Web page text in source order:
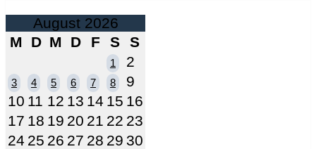
August 2026
M
D M D F S S
1 2
3 4 5 6 7 8
9
10 11 12 13 14 15 16
17 18 19 20 21 22 23
24 25 26 27 28 29 30